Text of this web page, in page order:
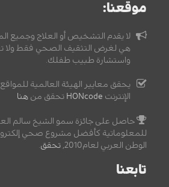
موقعنا:
لا يقدم التشخيص أو العلاج وجميع
هي لغرض التثقيف الصحي فقط ولا
واستشارة طبيب طفلك.
يحقق معايير الهيئة العالمية
الإنترنت HONcode تحقق من هنا
حاصل على جائزة سمو الشيخ سالم
للمعلوماتية كأفضل مشروع صحي
الوطن العربي لعام2010,
تحقق
تابعنا